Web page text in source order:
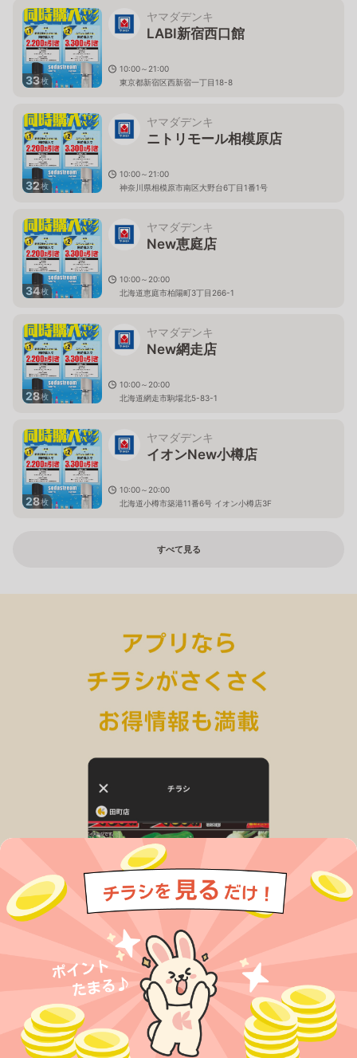
33枚
ヤマダデンキ
LABI新宿西口館
10:00～21:00
東京都新宿区西新宿一丁目18-8
32枚
ヤマダデンキ
ニトリモール相模原店
10:00～21:00
神奈川県相模原市南区大野台6丁目1番1号
34枚
ヤマダデンキ
New恵庭店
10:00～20:00
北海道恵庭市柏陽町3丁目266-1
28枚
ヤマダデンキ
New網走店
10:00～20:00
北海道網走市駒場北5-83-1
28枚
ヤマダデンキ
イオンNew小樽店
10:00～20:00
北海道小樽市築港11番6号 イオン小樽店3F
すべて見る